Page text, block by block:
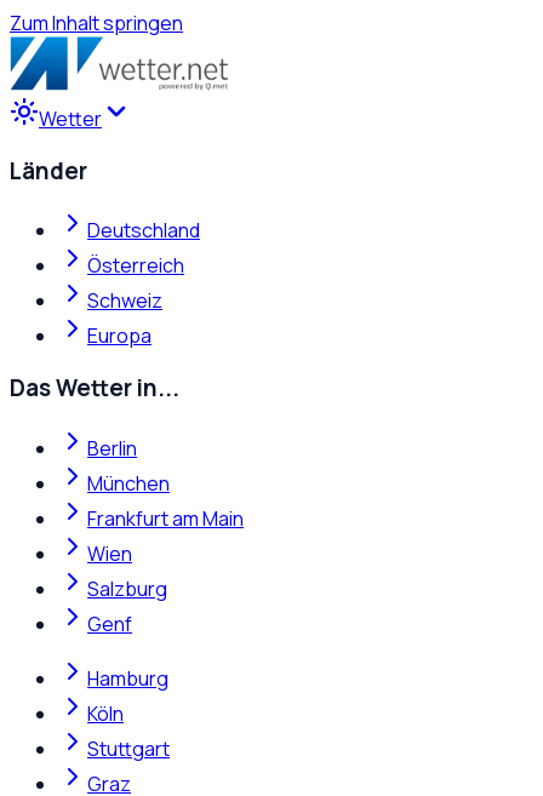
Zum Inhalt springen
Wetter
Länder
Deutschland
Österreich
Schweiz
Europa
Das Wetter in...
Berlin
München
Frankfurt am Main
Wien
Salzburg
Genf
Hamburg
Köln
Stuttgart
Graz